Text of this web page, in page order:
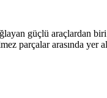
güçlü araçlardan
parçalar arasında yer